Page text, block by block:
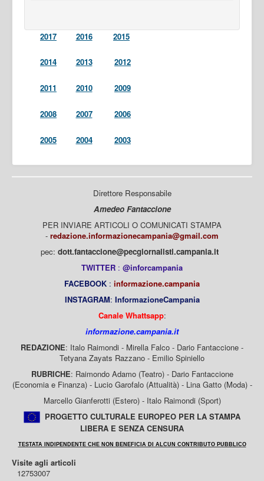
2017 2016 2015
2014 2013 2012
2011 2010 2009
2008 2007 2006
2005 2004 2003
Direttore Responsabile
Amedeo Fantaccione
PER INVIARE ARTICOLI O COMUNICATI STAMPA
- redazione.informazionecampania@gmail.com
pec: dott.fantaccione@pecgiornalisti.campania.it
TWITTER : @inforcampania
FACEBOOK : informazione.campania
INSTAGRAM: InformazioneCampania
Canale Whattsapp:
informazione.campania.it
REDAZIONE: Italo Raimondi - Mirella Falco - Dario Fantaccione -
Tetyana Zayats Razzano - Emilio Spiniello
RUBRICHE: Raimondo Adamo (Teatro) - Dario Fantaccione
(Economia e Finanza) - Lucio Garofalo (Attualità) - Lina Gatto (Moda) -
Marcello Gianferotti (Estero) - Italo Raimondi (Sport)
PROGETTO CULTURALE EUROPEO PER LA STAMPA
LIBERA E SENZA CENSURA
TESTATA INDIPENDENTE CHE NON BENEFICIA DI ALCUN CONTRIBUTO PUBBLICO
Visite agli articoli
12753007